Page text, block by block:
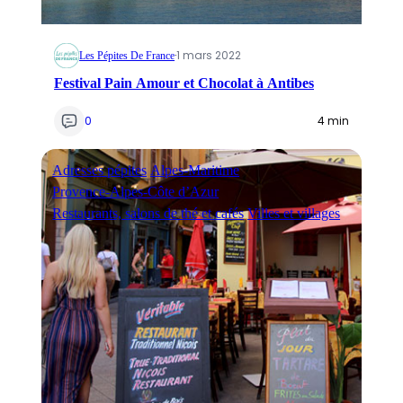
Les Pépites De France·1 mars 2022
Festival Pain Amour et Chocolat à Antibes
0 4 min
Adresses pépites Alpes-Maritime
Provence-Alpes-Côte d’Azur
Restaurants, salons de thé et cafés Villes et villages